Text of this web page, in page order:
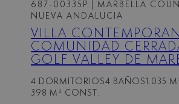
687-00335P
| MARBELLA
NUEVA ANDALUCIA
VILLA
COMUNIDAD
GOLF VALLEY DE
4 DORMITORIOS4 BAÑOS 1.035
398 M² CONST.